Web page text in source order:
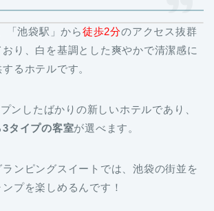
「池袋駅」から徒歩2分のアクセス抜群
り、白を基調とした爽やかで清潔感に
るホテルです。
ンしたばかりの新しいホテルであり、
3タイプの客室が選べます。
ンピングスイートでは、池袋の街並を
プを楽しめるんです！